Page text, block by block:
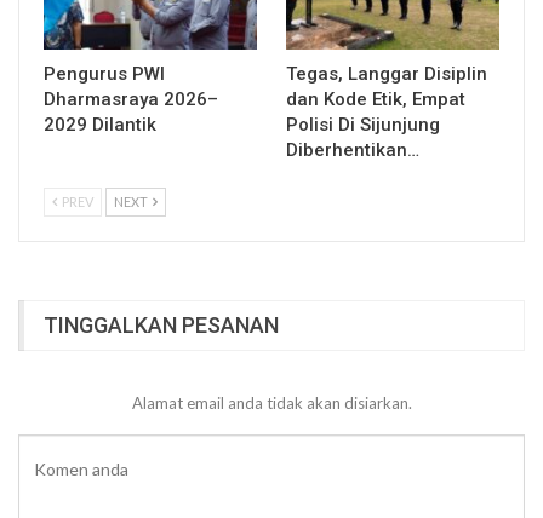
Pengurus PWI
Dharmasraya 2026–
2029 Dilantik
Tegas, Langgar Disiplin
dan Kode Etik, Empat
Polisi Di Sijunjung
Diberhentikan…
PREV NEXT
TINGGALKAN PESANAN
Alamat email anda tidak akan disiarkan.